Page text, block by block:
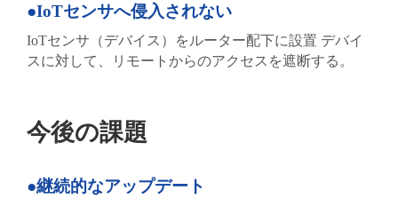
●IoTセンサへ侵入されない
IoTセンサ（デバイス）をルーター配下に設置 デバイ
スに対して、リモートからのアクセスを遮断する。
今後の課題
●継続的なアップデート